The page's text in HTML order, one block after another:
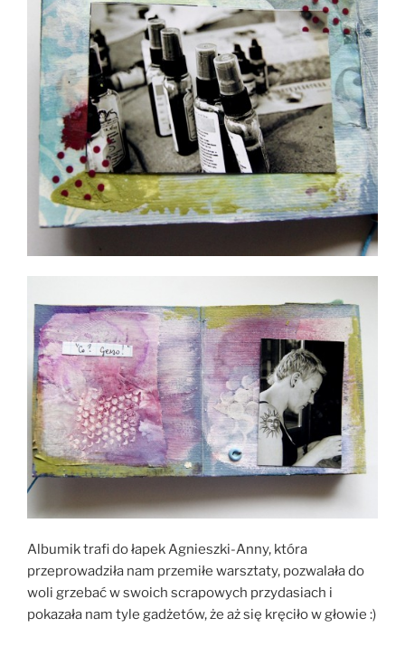
Albumik trafi do łapek Agnieszki-Anny, która
przeprowadziła nam przemiłe warsztaty, pozwalała do
woli grzebać w swoich scrapowych przydasiach i
pokazała nam tyle gadżetów, że aż się kręciło w głowie :)